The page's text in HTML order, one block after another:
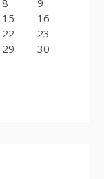
8
9
15
16
22
23
29
30